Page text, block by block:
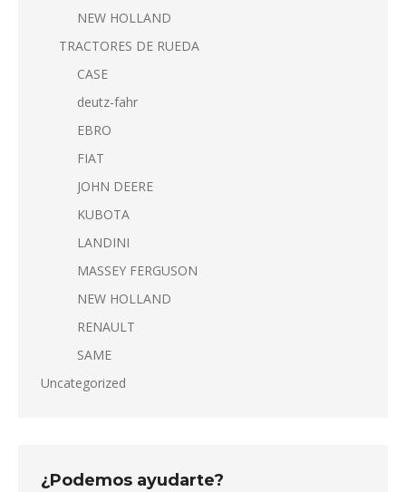
NEW HOLLAND
TRACTORES DE RUEDA
CASE
deutz-fahr
EBRO
FIAT
JOHN DEERE
KUBOTA
LANDINI
MASSEY FERGUSON
NEW HOLLAND
RENAULT
SAME
Uncategorized
¿Podemos ayudarte?